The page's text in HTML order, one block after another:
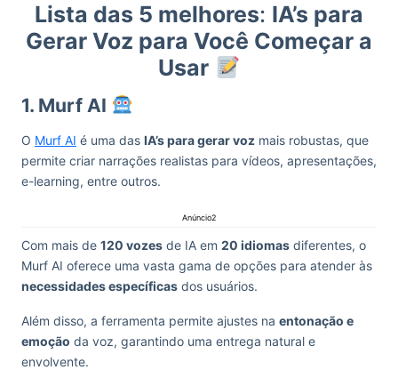
Lista das 5 melhores: IA’s para
Gerar Voz para Você Começar a
Usar
1. Murf AI
O Murf AI é uma das IA’s para gerar voz mais robustas, que
permite criar narrações realistas para vídeos, apresentações,
e-learning, entre outros.
Anúncio2
Com mais de 120 vozes de IA em 20 idiomas diferentes, o
Murf AI oferece uma vasta gama de opções para atender às
necessidades específicas dos usuários.
Além disso, a ferramenta permite ajustes na entonação e
emoção da voz, garantindo uma entrega natural e
envolvente.